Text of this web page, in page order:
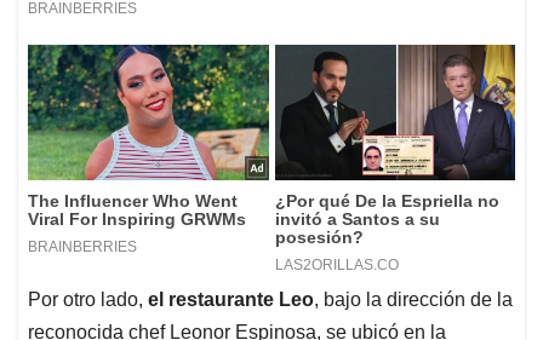
Por otro lado, el restaurante Leo, bajo la dirección de la
reconocida chef Leonor Espinosa, se ubicó en la